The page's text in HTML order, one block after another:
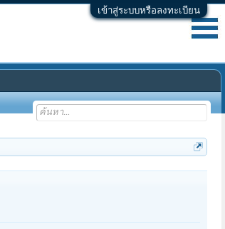
เข้าสู่ระบบหรือลงทะเบียน